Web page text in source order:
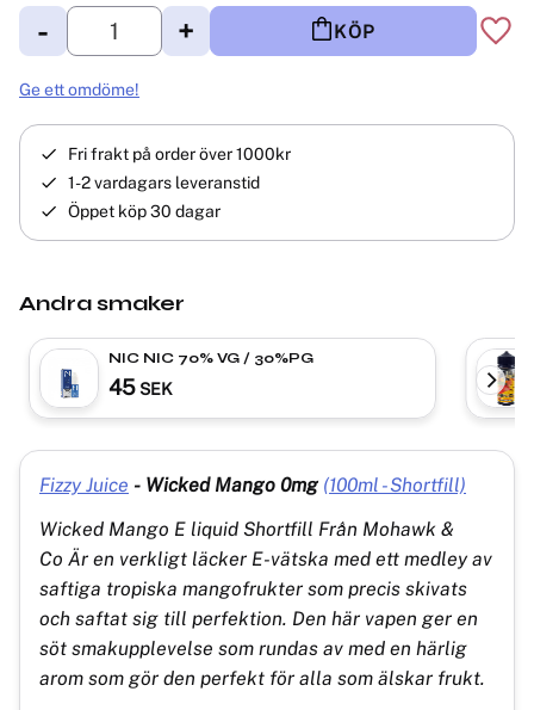
+
- KÖP
Ge ett omdöme!
Fri frakt på order över 1000kr
1-2 vardagars leveranstid
Öppet köp 30 dagar
Andra smaker
NIC NIC 70% VG / 30%PG
45 SEK
Fizzy Juice - Wicked Mango 0mg (100ml - Shortfill)
Wicked Mango E liquid Shortfill Från Mohawk &
Co Är en verkligt läcker E-vätska med ett medley av
saftiga tropiska mangofrukter som precis skivats
och saftat sig till perfektion. Den här vapen ger en
söt smakupplevelse som rundas av med en härlig
arom som gör den perfekt för alla som älskar frukt.